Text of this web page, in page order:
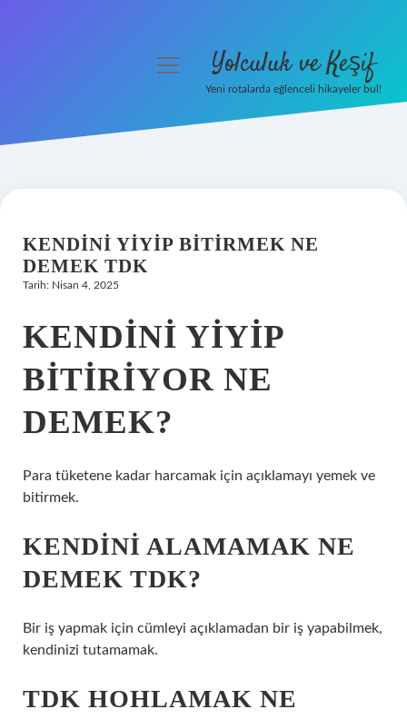
Hakkımızda
menüyü Yolculuk ve Keşif
Yeni rotalarda eğlenceli hikayeler bul!
KENDINI YIYIP BITIRMEK NE
DEMEK TDK
Tarih: Nisan 4, 2025
KENDINI YIYIP
BITIRIYOR NE
DEMEK?
Para tüketene kadar harcamak için açıklamayı yemek ve
bitirmek.
KENDINI ALAMAMAK NE
DEMEK TDK?
Bir iş yapmak için cümleyi açıklamadan bir iş yapabilmek,
kendinizi tutamamak.
TDK HOHLAMAK NE